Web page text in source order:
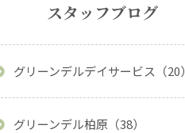
スタッフブログ
グリーンデルデイサービス（20）
グリーンデル柏原（38）